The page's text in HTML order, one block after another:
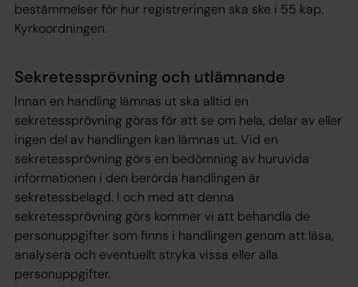
bestämmelser för hur registreringen ska ske i 55 kap.
Kyrkoordningen.
Sekretessprövning och utlämnande
Innan en handling lämnas ut ska alltid en
sekretessprövning göras för att se om hela, delar av eller
ingen del av handlingen kan lämnas ut. Vid en
sekretessprövning görs en bedömning av huruvida
informationen i den berörda handlingen är
sekretessbelagd. I och med att denna
sekretessprövning görs kommer vi att behandla de
personuppgifter som finns i handlingen genom att läsa,
analysera och eventuellt stryka vissa eller alla
personuppgifter.